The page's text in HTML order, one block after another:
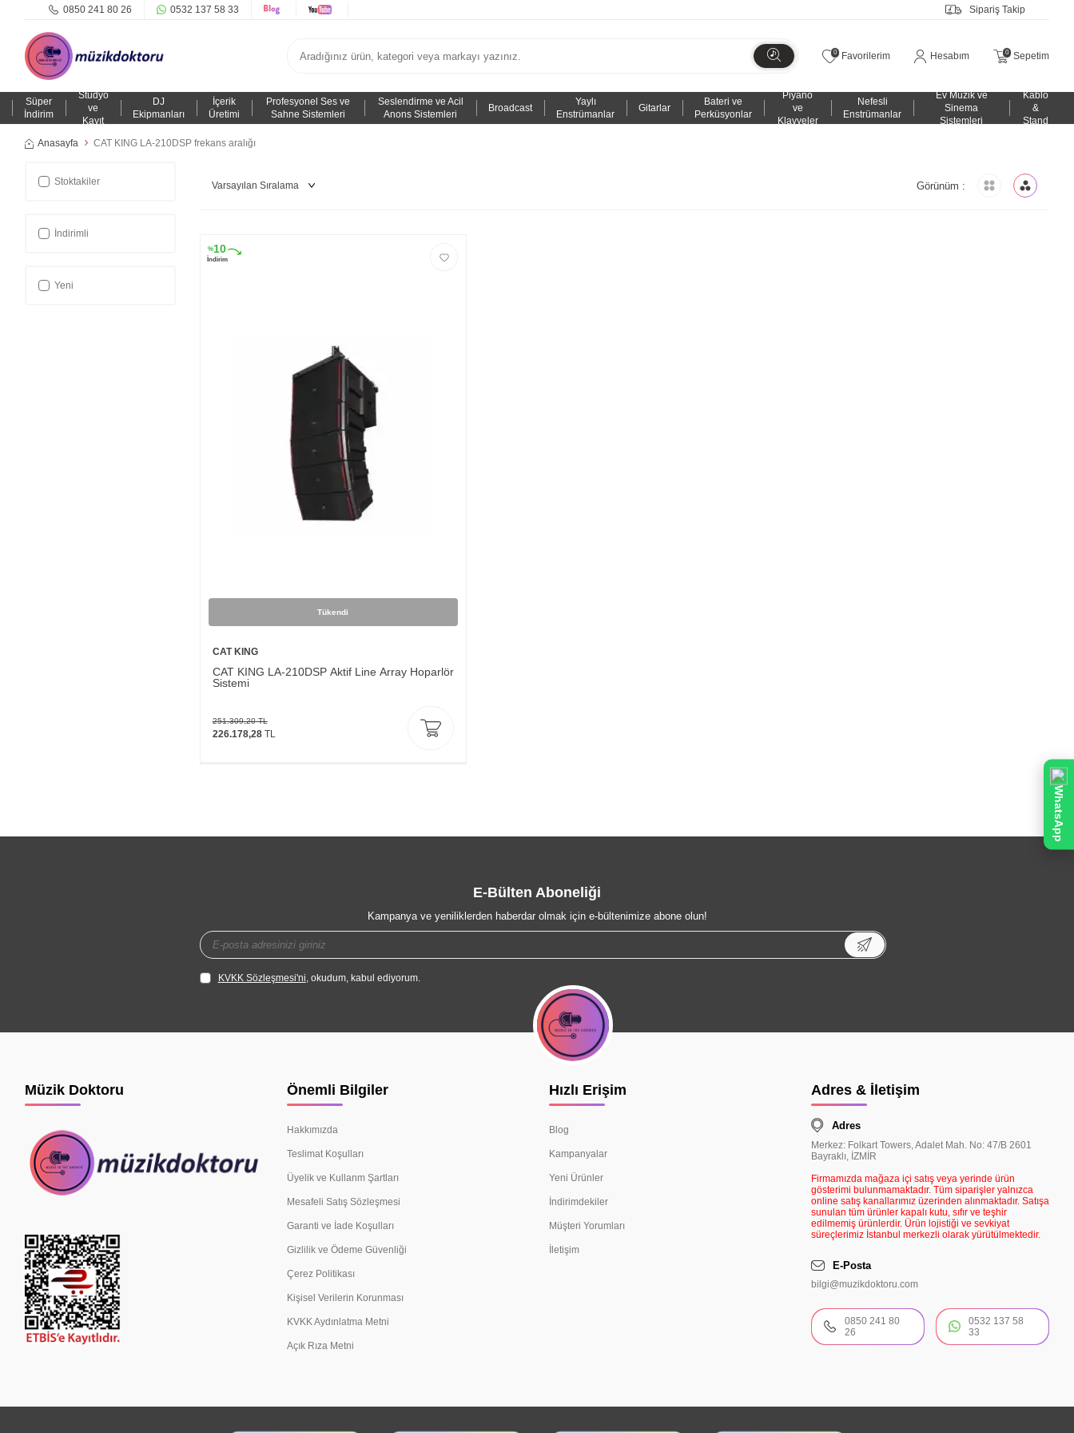
0850 241 80 26 0532 137 58 33 Sipariş Takip
0 Favorilerim Hesabım 0 Sepetim
Süper
İndirim
Stüdyo
ve
Kayıt
DJ
Ekipmanları
İçerik
Üretimi
Profesyonel Ses ve
Sahne Sistemleri
Seslendirme ve Acil
Anons Sistemleri
Broadcast
Yaylı
Enstrümanlar
Gitarlar
Bateri ve
Perküsyonlar
Piyano
ve
Klavyeler
Nefesli
Enstrümanlar
Ev Müzik ve
Sinema
Sistemleri
Kablo
&
Stand
Anasayfa
CAT KING LA-210DSP frekans aralığı
Stoktakiler
İndirimli
Yeni
Görünüm :
%10
İndirim
Tükendi
CAT KING
CAT KING LA-210DSP Aktif Line Array Hoparlör
Sistemi
251.309,20TL
226.178,28TL
E-Bülten Aboneliği
Kampanya ve yeniliklerden haberdar olmak için e-bültenimize abone olun!
KVKK Sözleşmesi'ni , okudum, kabul ediyorum.
Müzik Doktoru Önemli Bilgiler
Hakkımızda
Teslimat Koşulları
Üyelik ve Kullanm Şartları
Mesafeli Satış Sözleşmesi
Garanti ve İade Koşulları
Gizlilik ve Ödeme Güvenliği
Çerez Politikası
Kişisel Verilerin Korunması
KVKK Aydınlatma Metni
Açık Rıza Metni
Hızlı Erişim
Blog
Kampanyalar
Yeni Ürünler
İndirimdekiler
Müşteri Yorumları
İletişim
Adres & İletişim
Adres
Merkez: Folkart Towers, Adalet Mah. No: 47/B 2601
Bayraklı, İZMİR
Firmamızda mağaza içi satış veya yerinde ürün
gösterimi bulunmamaktadır. Tüm siparişler yalnızca
online satış kanallarımız üzerinden alınmaktadır. Satışa
sunulan tüm ürünler kapalı kutu, sıfır ve teşhir
edilmemiş ürünlerdir. Ürün lojistiği ve sevkiyat
süreçlerimiz İstanbul merkezli olarak yürütülmektedir.
E-Posta
bilgi@muzikdoktoru.com
0850 241 80
26
0532 137 58
33
WhatsApp